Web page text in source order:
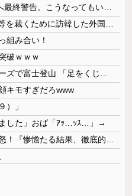
組み合い！
破ｗｗｗ
キモすぎだろwww
）」
した」おば「ｱｯ…ｯｽ…」→